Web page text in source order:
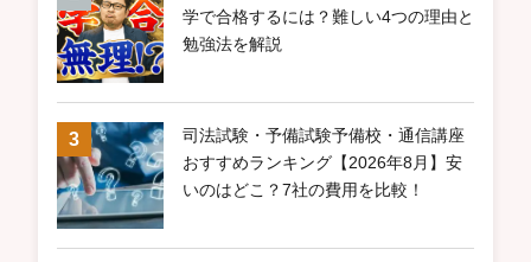
学で合格するには？難しい4つの理由と
勉強法を解説
司法試験・予備試験予備校・通信講座
おすすめランキング【2026年8月】安
いのはどこ？7社の費用を比較！